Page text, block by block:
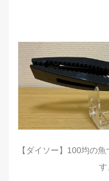
【ダイソー】100均の
す